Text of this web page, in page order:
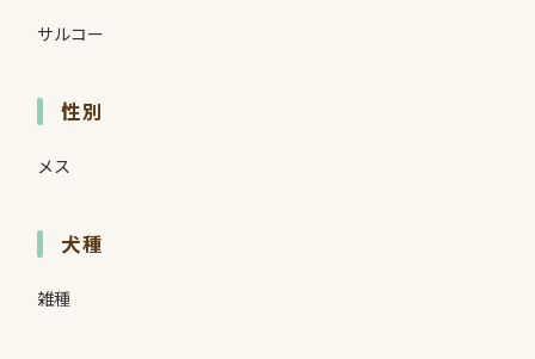
サルコー
性別
メス
犬種
雑種